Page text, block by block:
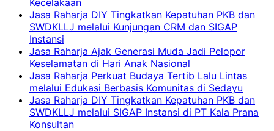
Kecelakaan
Jasa Raharja DIY Tingkatkan Kepatuhan PKB dan
SWDKLLJ melalui Kunjungan CRM dan SIGAP
Instansi
Jasa Raharja Ajak Generasi Muda Jadi Pelopor
Keselamatan di Hari Anak Nasional
Jasa Raharja Perkuat Budaya Tertib Lalu Lintas
melalui Edukasi Berbasis Komunitas di Sedayu
Jasa Raharja DIY Tingkatkan Kepatuhan PKB dan
SWDKLLJ melalui SIGAP Instansi di PT Kala Prana
Konsultan